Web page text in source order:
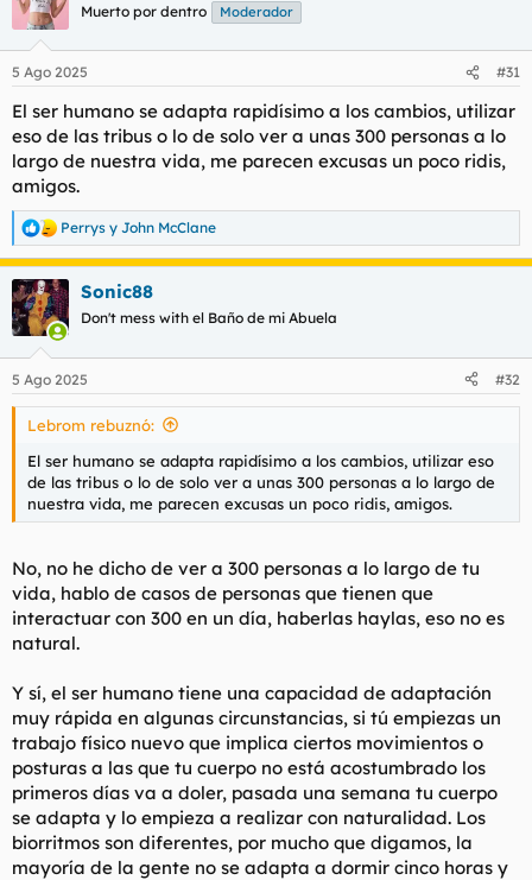
c
e
:
Muerto por dentro Moderador
5 Ago 2025 #31
El ser humano se adapta rapidísimo a los cambios, utilizar
eso de las tribus o lo de solo ver a unas 300 personas a lo
largo de nuestra vida, me parecen excusas un poco ridis,
amigos.
R
e
a
c
c
i
e
s
Perrys y John McClane
Sonic88
Don't mess with el Baño de mi Abuela
5 Ago 2025 #32
Lebrom rebuznó:
El ser humano se adapta rapidísimo a los cambios, utilizar eso
de las tribus o lo de solo ver a unas 300 personas a lo largo de
nuestra vida, me parecen excusas un poco ridis, amigos.
No, no he dicho de ver a 300 personas a lo largo de tu
vida, hablo de casos de personas que tienen que
interactuar con 300 en un día, haberlas haylas, eso no es
natural.
Y sí, el ser humano tiene una capacidad de adaptación
muy rápida en algunas circunstancias, si tú empiezas un
trabajo físico nuevo que implica ciertos movimientos o
posturas a las que tu cuerpo no está acostumbrado los
primeros días va a doler, pasada una semana tu cuerpo
se adapta y lo empieza a realizar con naturalidad. Los
biorritmos son diferentes, por mucho que digamos, la
mayoría de la gente no se adapta a dormir cinco horas y